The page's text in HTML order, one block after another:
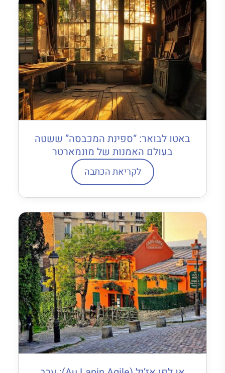
באטו לבואר: “ספינת המכבסה” ששטה
בעולם האמנות של מונמארטר
לקריאת הכתבה